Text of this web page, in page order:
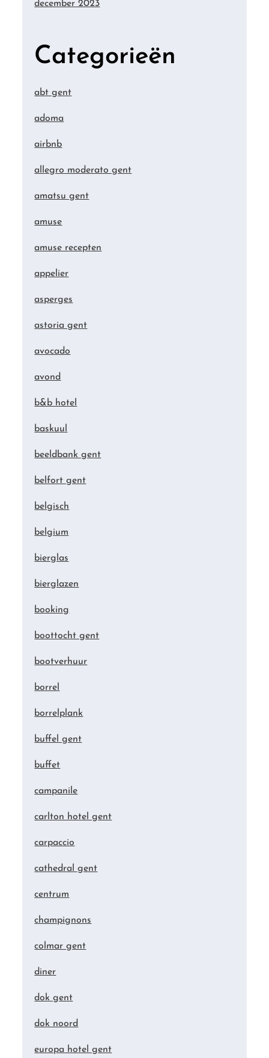
december 2023
Categorieën
abt gent
adoma
airbnb
allegro moderato gent
amatsu gent
amuse
amuse recepten
appelier
asperges
astoria gent
avocado
avond
b&b hotel
baskuul
beeldbank gent
belfort gent
belgisch
belgium
bierglas
bierglazen
booking
boottocht gent
bootverhuur
borrel
borrelplank
buffel gent
buffet
campanile
carlton hotel gent
carpaccio
cathedral gent
centrum
champignons
colmar gent
diner
dok gent
dok noord
europa hotel gent